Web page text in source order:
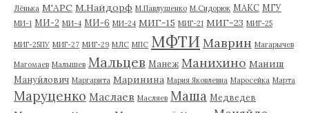
Лёнька М'АРС М.Найдорф М.Павлушенко М.Сидорюк МАКС МГУ
МИ-1 МИ-2 МИ-4 МИ-6 МИ-24 МИГ-15 МИГ-21 МИГ-23 МИГ-25
МИГ-25ПУ МИГ-27 МИГ-29 МЛС МПС МФТИ Маврин Магарычев
Магомаев Малышев Мальцев Манеж Манихино Маниш
Мануйлович Маргарита Маринина Мария Яковлевна Маросейка Марта
Маруценко Маслаев Масляев Маша Медведев